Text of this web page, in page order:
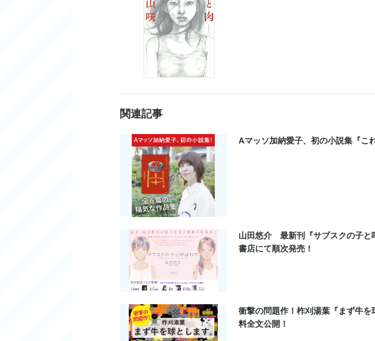
関連記事
Aマッソ加納愛子、初の小説集『こ
山田悠介 最新刊『サブスクの子と
書店にて順次発売！
衝撃の問題作！柞刈湯葉『まず牛
料全文公開！